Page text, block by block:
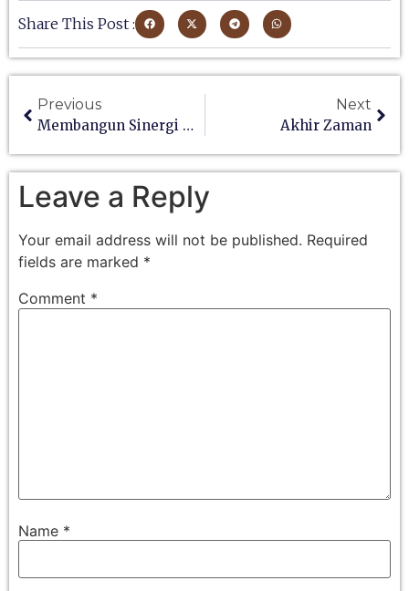
Share This Post :
Previous
Membangun Sinergi Wujudkan Mimpi
Next
Akhir Zaman
Leave a Reply
Your email address will not be published. Required
fields are marked *
Comment *
Name *